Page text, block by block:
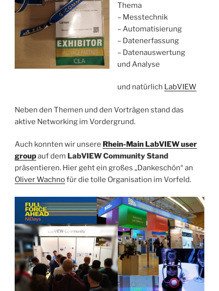
Thema
– Messtechnik
– Automatisierung
– Datenerfassung
– Datenauswertung
und Analyse
und natürlich LabVIEW
Neben den Themen und den Vorträgen stand das
aktive Networking im Vordergrund.
Auch konnten wir unsere Rhein-Main LabVIEW user
groupauf dem LabVIEW Community Stand
präsentieren. Hier geht ein großes „Dankeschön“ an
Oliver Wachnofür die tolle Organisation im Vorfeld.